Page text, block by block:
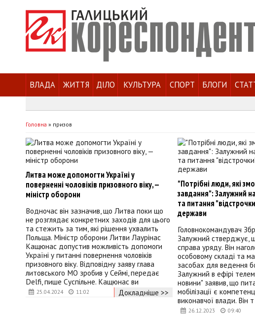
ВЛАДА ЖИТТЯ ДІЛО КУЛЬТУРА СПОРТ БЛОГИ
Головна » призов
25.04.2024 11:02
Литва може допомогти Україні у
поверненні чоловіків призовного віку, —
міністр оборони
Водночас він зазначив, що Литва поки що
не розглядає конкретних заходів для цього
та стежить за тим, які рішення ухвалить
Польща. Міністр оборони Литви Лаурінас
Кащюнас допустив можливість допомоги
Україні у питанні повернення чоловіків
призовного віку. Відповідну заяву глава
литовського МО зробив у Сеймі, передає
Delfi, пише Суспільне. Кащюнас ви
Докладніше >>
26.12.2023 09:40
"Потрібні люди, які
завдання": Залужний
та питання
держави
Головнокомандувач
Залужний стверджує,
справа уряду. Він
особовому складі та
засобах для ведення
Залужний в ефірі
новини" заявив, що
мобілізації є
виконавчої влади. Він т